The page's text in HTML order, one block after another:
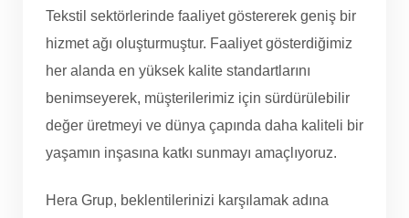
Tekstil sektörlerinde faaliyet göstererek geniş bir
hizmet ağı oluşturmuştur. Faaliyet gösterdiğimiz
her alanda en yüksek kalite standartlarını
benimseyerek, müşterilerimiz için sürdürülebilir
değer üretmeyi ve dünya çapında daha kaliteli bir
yaşamın inşasına katkı sunmayı amaçlıyoruz.
Hera Grup, beklentilerinizi karşılamak adına